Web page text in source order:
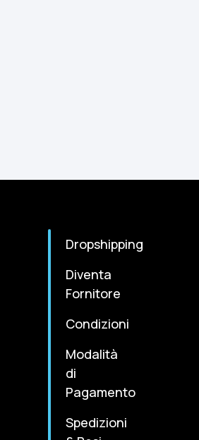
Dropshipping
Diventa
Fornitore
Condizioni
Modalità
di
Pagamento
Spedizioni